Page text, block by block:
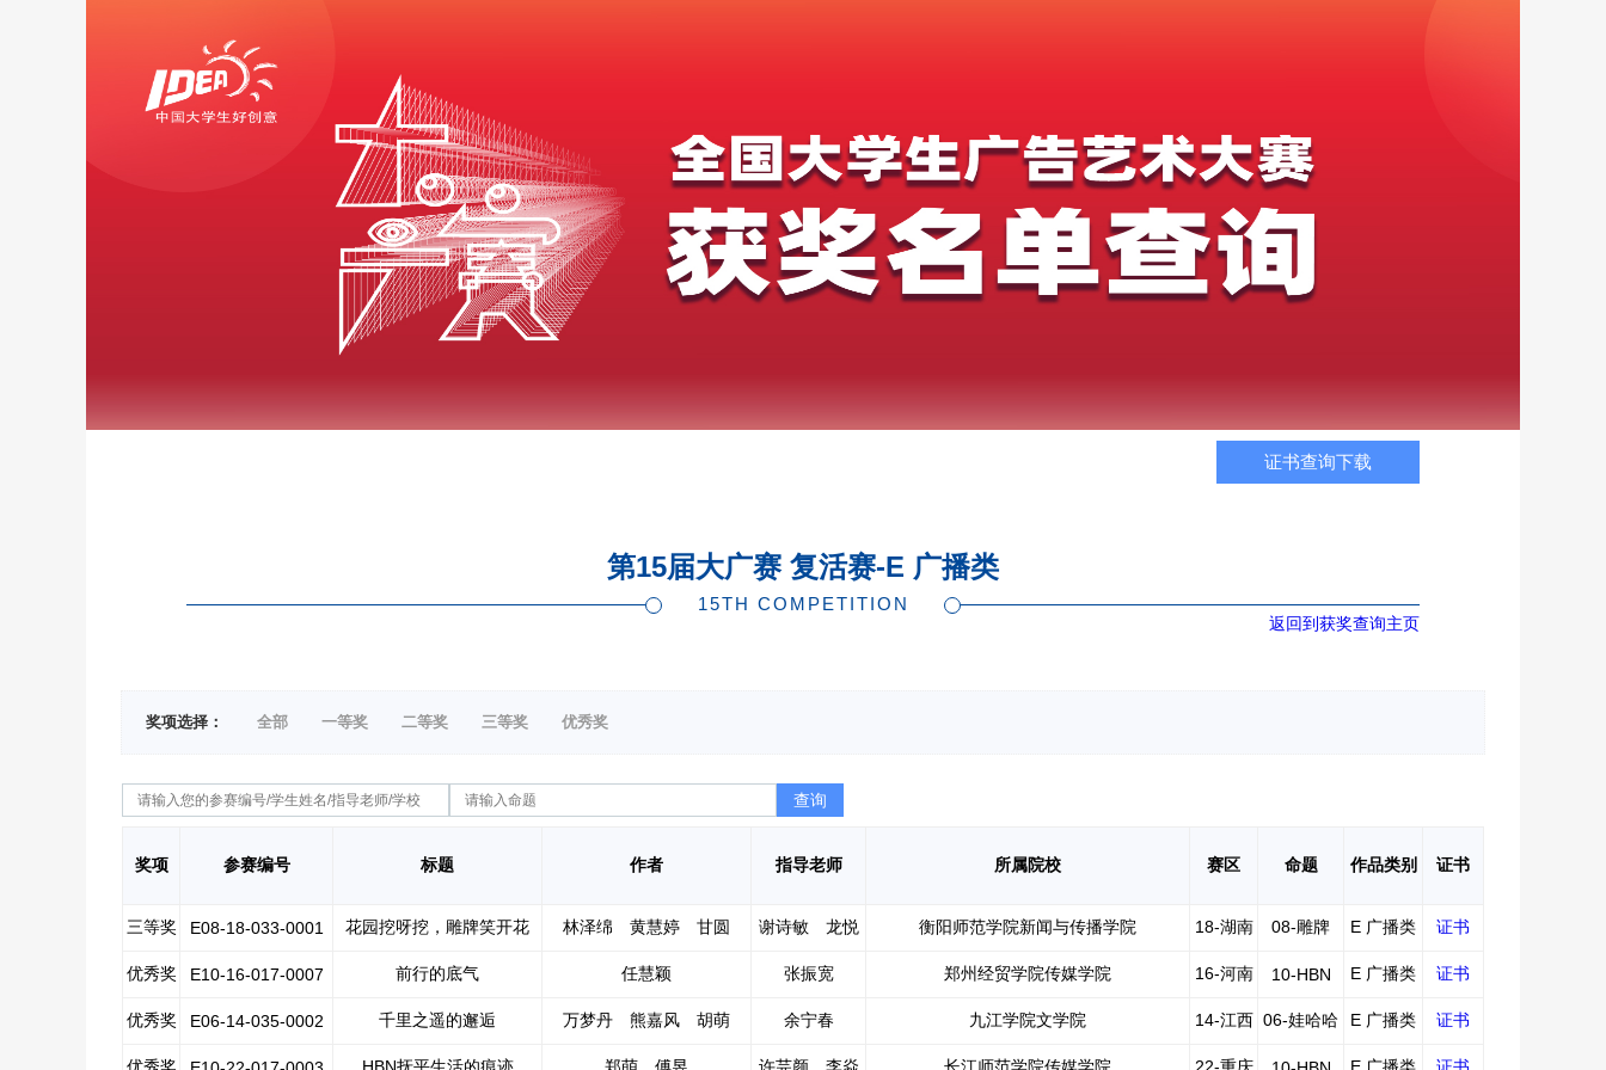
证书查询下载
第15届大广赛 复活赛-E 广播类
15TH COMPETITION
返回到获奖查询主页
奖项选择： 全部 一等奖 二等奖 三等奖 优秀奖
查询
奖项 参赛编号 标题 作者 指导老师 所属院校 赛区 命题 作品类别 证书
三等奖 E08-18-033-0001 花园挖呀挖，雕牌笑开花 林泽绵 黄慧婷 甘圆 谢诗敏 龙悦 衡阳师范学院新闻与传播学院 18-湖南 08-雕牌 E 广播类 证书
优秀奖 E10-16-017-0007 前行的底气 任慧颖 张振宽 郑州经贸学院传媒学院 16-河南 10-HBN E 广播类 证书
优秀奖 E06-14-035-0002 千里之遥的邂逅 万梦丹 熊嘉风 胡萌 余宁春 九江学院文学院 14-江西 06-娃哈哈 E 广播类 证书